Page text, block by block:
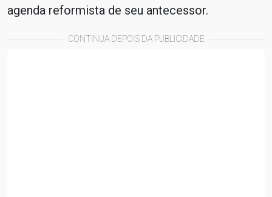
agenda reformista de seu antecessor.
CONTINUA DEPOIS DA PUBLICIDADE